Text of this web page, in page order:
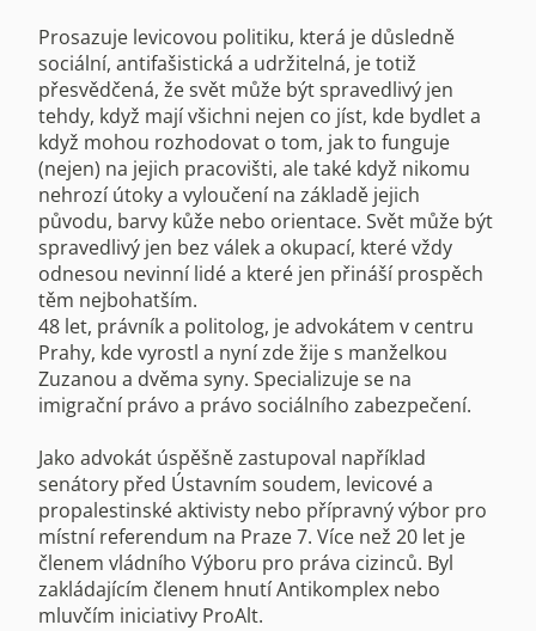
Prosazuje levicovou politiku, která je důsledně
sociální, antifašistická a udržitelná, je totiž
přesvědčená, že svět může být spravedlivý jen
tehdy, když mají všichni nejen co jíst, kde bydlet a
když mohou rozhodovat o tom, jak to funguje
(nejen) na jejich pracovišti, ale také když nikomu
nehrozí útoky a vyloučení na základě jejich
původu, barvy kůže nebo orientace. Svět může být
spravedlivý jen bez válek a okupací, které vždy
odnesou nevinní lidé a které jen přináší prospěch
těm nejbohatším.
48 let, právník a politolog, je advokátem v centru
Prahy, kde vyrostl a nyní zde žije s manželkou
Zuzanou a dvěma syny. Specializuje se na
imigrační právo a právo sociálního zabezpečení.
Jako advokát úspěšně zastupoval například
senátory před Ústavním soudem, levicové a
propalestinské aktivisty nebo přípravný výbor pro
místní referendum na Praze 7. Více než 20 let je
členem vládního Výboru pro práva cizinců. Byl
zakládajícím členem hnutí Antikomplex nebo
mluvčím iniciativy ProAlt.